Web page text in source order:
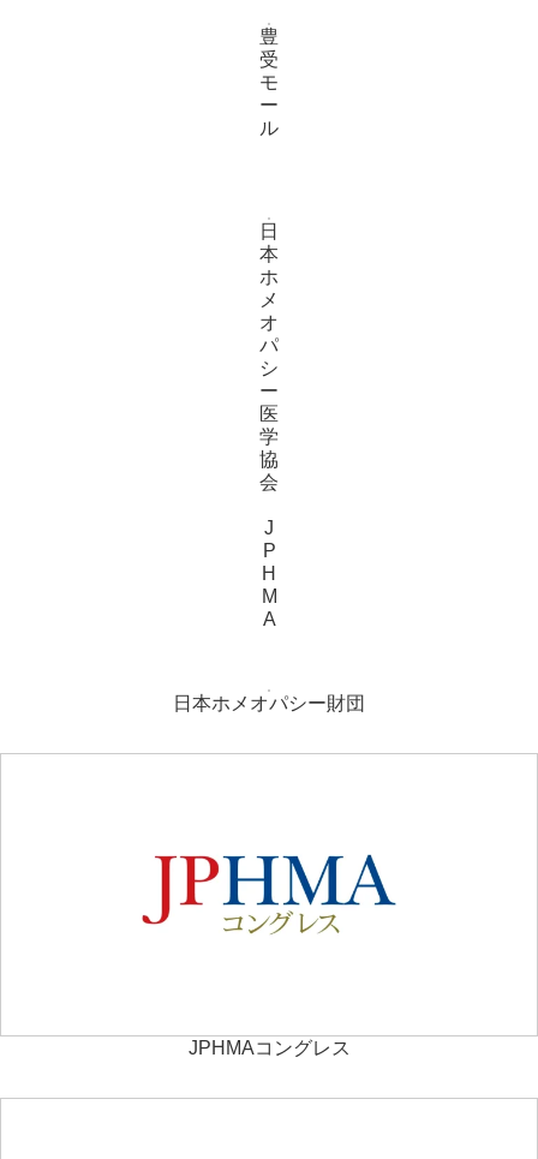
豊
受
モ
ー
ル
日
本
ホ
メ
オ
パ
シ
ー
医
学
協
会
J
P
H
M
A
日本ホメオパシー財団
JPHMAコングレス